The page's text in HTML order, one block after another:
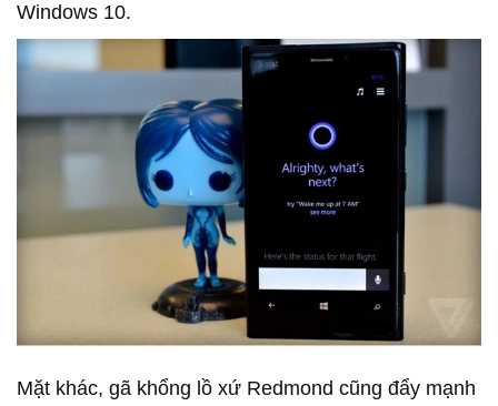
Windows 10.
Mặt khác, gã khổng lồ xứ Redmond cũng đẩy mạnh